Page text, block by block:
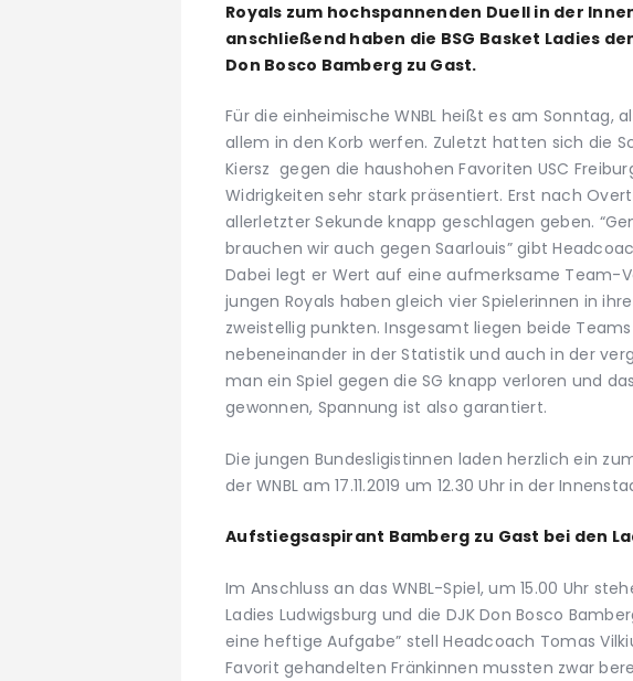
Royals zum hochspannenden Duell in der
anschließend haben die BSG Basket Ladies
Don Bosco Bamberg zu Gast.
Für die einheimische WNBL heißt es am Sonntag,
allem in den Korb werfen. Zuletzt hatten sich die
Kiersz gegen die haushohen Favoriten USC
Widrigkeiten sehr stark präsentiert. Erst nach
allerletzter Sekunde knapp geschlagen geben.
brauchen wir auch gegen Saarlouis” gibt
Dabei legt er Wert auf eine aufmerksame Team-
jungen Royals haben gleich vier Spielerinnen in
zweistellig punkten. Insgesamt liegen beide
nebeneinander in der Statistik und auch in der
man ein Spiel gegen die SG knapp verloren und
gewonnen, Spannung ist also garantiert.
Die jungen Bundesligistinnen laden herzlich ein
der WNBL am 17.11.2019 um 12.30 Uhr in der
Aufstiegsaspirant Bamberg zu Gast bei den
Im Anschluss an das WNBL-Spiel, um 15.00 Uhr
Ladies Ludwigsburg und die DJK Don Bosco
eine heftige Aufgabe” stell Headcoach Tomas
Favorit gehandelten Fränkinnen mussten zwar